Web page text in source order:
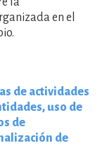
en el
de actividades
uso de
de
de